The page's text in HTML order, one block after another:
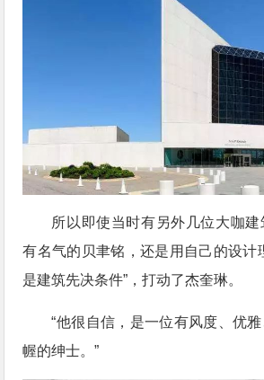
所以即使当时有另外几位大咖
有名气的贝聿铭，还是用自己的设计
是建筑先决条件”，打动了杰奎琳。
“他很自信，是一位有风度、优
幄的绅士。”